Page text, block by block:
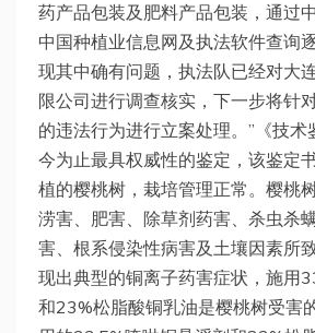
药产品包装及肥料产品包装，通过
中国种植业信息网及执法软件查询
现其中确有问题，执法队已经对大
限公司进行调查核实，下一步将针
的违法行为进行立案处理。”《技术
今为止最具权威性的鉴定，该鉴定
植的樱桃树，栽培管理正常。樱桃
涝害、肥害、除草剂药害、杀虫杀
害、根系侵染性病害及土壤因素所
现出典型的铜离子药害症状，施用
和23%松脂酸铜乳油是樱桃树受害